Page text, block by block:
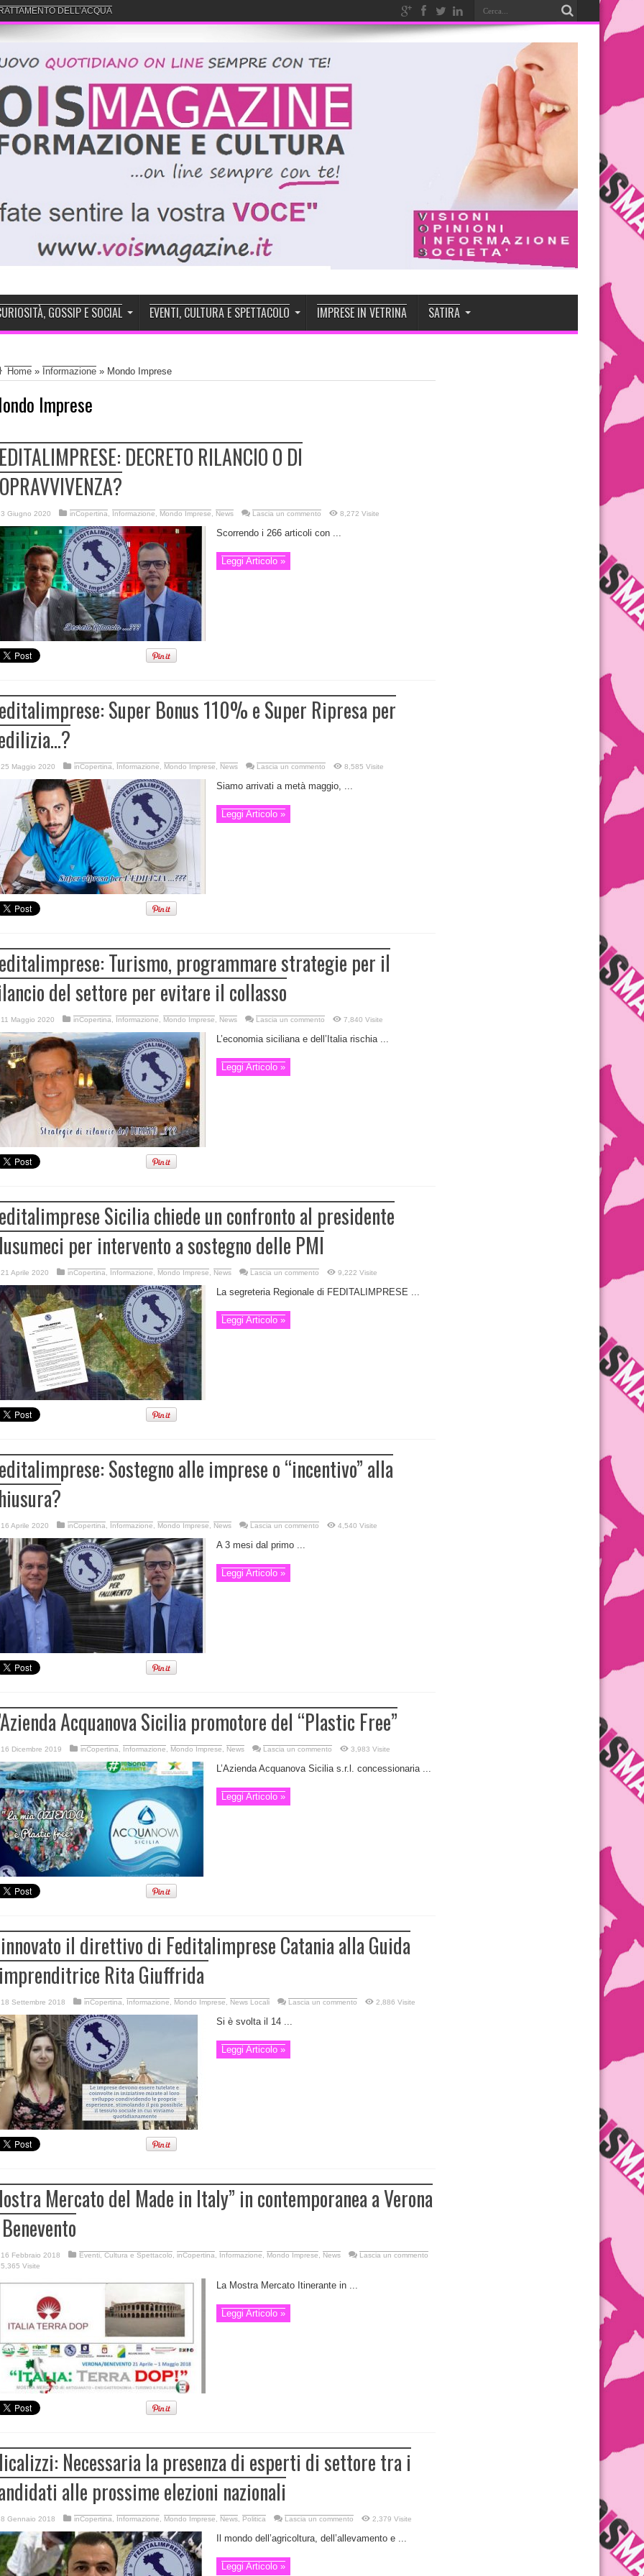
DELL’ACQUA
GOSSIP E SOCIAL EVENTI, CULTURA E SPETTACOLO IMPRESE IN VETRINA SATIRA
Home » Informazione » Mondo Imprese
Imprese
DECRETO RILANCIO O DI
3 Giugno 2020 inCopertina, Informazione, Mondo Imprese, News Lascia un commento 8,272 Visite
Scorrendo i 266 articoli con ...
Leggi Articolo »
Super Bonus 110% e Super Ripresa per
25 Maggio 2020 inCopertina, Informazione, Mondo Imprese, News Lascia un commento 8,585 Visite
Siamo arrivati a metà maggio, ...
Leggi Articolo »
Turismo, programmare strategie per il
del settore per evitare il collasso
11 Maggio 2020 inCopertina, Informazione, Mondo Imprese, News Lascia un commento 7,840 Visite
L’economia siciliana e dell’Italia rischia ...
Leggi Articolo »
Sicilia chiede un confronto al presidente
per intervento a sostegno delle PMI
21 Aprile 2020 inCopertina, Informazione, Mondo Imprese, News Lascia un commento 9,222 Visite
La segreteria Regionale di FEDITALIMPRESE ...
Leggi Articolo »
Sostegno alle imprese o “incentivo” alla
16 Aprile 2020 inCopertina, Informazione, Mondo Imprese, News Lascia un commento 4,540 Visite
A 3 mesi dal primo ...
Leggi Articolo »
Acquanova Sicilia promotore del “Plastic Free”
16 Dicembre 2019 inCopertina, Informazione, Mondo Imprese, News Lascia un commento 3,983 Visite
L’Azienda Acquanova Sicilia s.r.l. concessionaria ...
Leggi Articolo »
il direttivo di Feditalimprese Catania alla Guida
Rita Giuffrida
18 Settembre 2018 inCopertina, Informazione, Mondo Imprese, News Locali Lascia un commento 2,886 Visite
Si è svolta il 14 ...
Leggi Articolo »
Mercato del Made in Italy” in contemporanea a Verona
16 Febbraio 2018 Eventi, Cultura e Spettacolo, inCopertina, Informazione, Mondo Imprese, News
Lascia un commento
5,365 Visite
La Mostra Mercato Itinerante in ...
Leggi Articolo »
Necessaria la presenza di esperti di settore tra i
alle prossime elezioni nazionali
8 Gennaio 2018 inCopertina, Informazione, Mondo Imprese, News, Politica Lascia un commento 2,379 Visite
Il mondo dell’agricoltura, dell’allevamento e ...
Leggi Articolo »